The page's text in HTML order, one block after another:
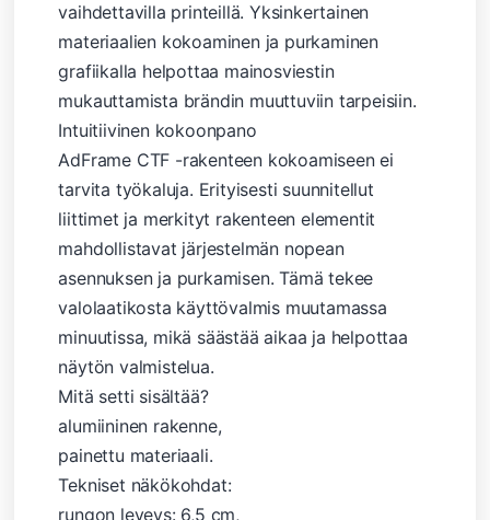
vaihdettavilla printeillä. Yksinkertainen
materiaalien kokoaminen ja purkaminen
grafiikalla helpottaa mainosviestin
mukauttamista brändin muuttuviin tarpeisiin.
Intuitiivinen kokoonpano
AdFrame CTF -rakenteen kokoamiseen ei
tarvita työkaluja. Erityisesti suunnitellut
liittimet ja merkityt rakenteen elementit
mahdollistavat järjestelmän nopean
asennuksen ja purkamisen. Tämä tekee
valolaatikosta käyttövalmis muutamassa
minuutissa, mikä säästää aikaa ja helpottaa
näytön valmistelua.
Mitä setti sisältää?
alumiininen rakenne,
painettu materiaali.
Tekniset näkökohdat:
rungon leveys: 6,5 cm,